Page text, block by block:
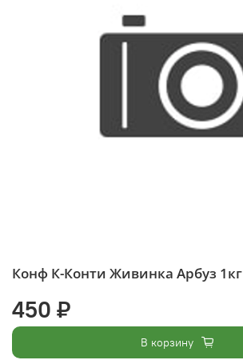
Конф К-Конти Живинка Арбуз 1кг
450 ₽
В корзину